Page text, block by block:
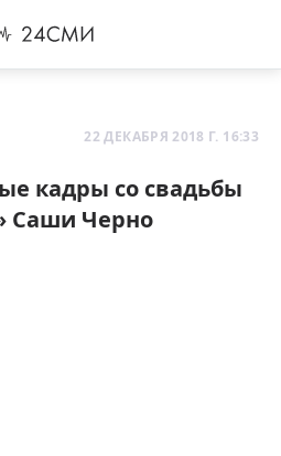
22 ДЕКАБРЯ 2018 Г. 16:33
кадры со свадьбы
Саши Черно